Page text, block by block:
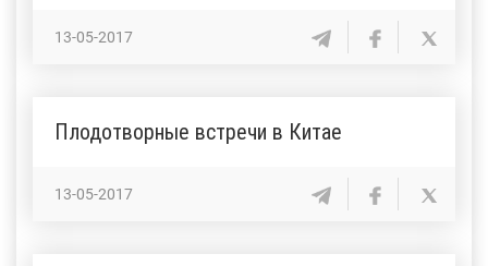
13-05-2017
Плодотворные встречи в Китае
13-05-2017